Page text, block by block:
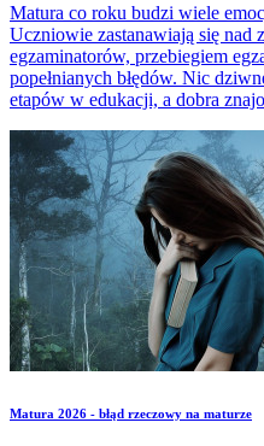
Matura co roku budzi wiele
Uczniowie zastanawiają się nad
egzaminatorów, przebiegiem
popełnianych błędów. Nic
etapów w edukacji, a dobra
pytania dotyczące matury i
odpowiedzi.
Matura 2026 - błąd rzeczowy na maturze